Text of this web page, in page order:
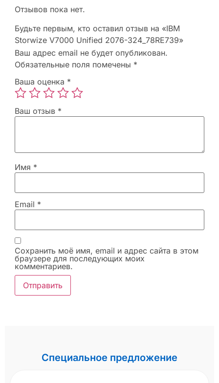
Отзывов пока нет.
Будьте первым, кто оставил отзыв на «IBM
Storwize V7000 Unified 2076-324_78RE739»
Ваш адрес email не будет опубликован.
Обязательные поля помечены *
Ваша оценка *
Ваш отзыв *
Имя *
Email *
Сохранить моё имя, email и адрес сайта в этом
браузере для последующих моих
комментариев.
Специальное предложение